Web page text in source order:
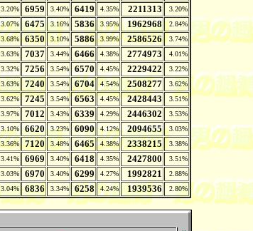
3.20% 6959 3.40% 6419 4.35% 2211313 3.20%
3.07% 6475 3.16% 5836 3.95% 1962968 2.84%
3.68% 6350 3.10% 5886 3.99% 2586526 3.74%
3.63% 7037 3.44% 6466 4.38% 2774973 4.01%
3.32% 7256 3.54% 6570 4.45% 2229422 3.22%
3.63% 7240 3.54% 6704 4.54% 2508277 3.62%
3.62% 7245 3.54% 6563 4.45% 2428443 3.51%
3.97% 7012 3.43% 6339 4.29% 2446302 3.53%
3.10% 6620 3.23% 6090 4.12% 2094655 3.03%
3.36% 7120 3.48% 6465 4.38% 2338215 3.38%
3.41% 6969 3.40% 6418 4.35% 2427800 3.51%
3.03% 6970 3.40% 6299 4.27% 1992821 2.88%
3.04% 6836 3.34% 6258 4.24% 1939536 2.80%